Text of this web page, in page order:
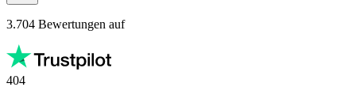
3.704 Bewertungen auf
404